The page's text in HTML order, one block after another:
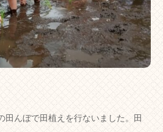
田んぼで田植えを行ないました。田